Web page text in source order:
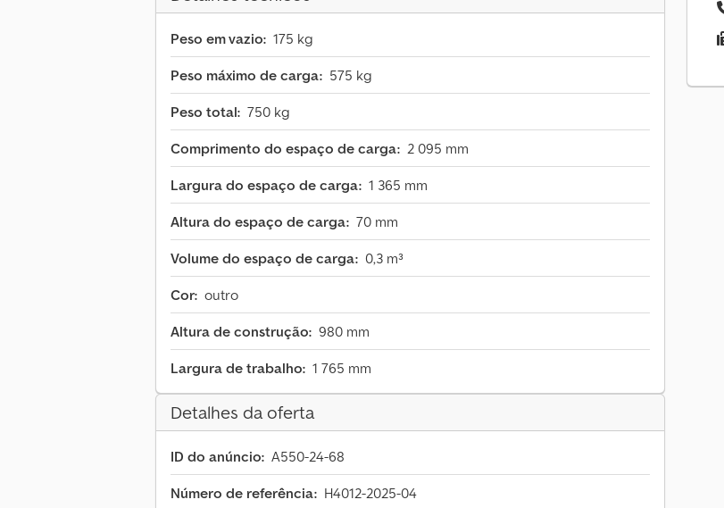
Peso em vazio: 175 kg
Peso máximo de carga: 575 kg
Peso total: 750 kg
Comprimento do espaço de carga: 2 095 mm
Largura do espaço de carga: 1 365 mm
Altura do espaço de carga: 70 mm
Volume do espaço de carga: 0,3 m³
Cor: outro
Altura de construção: 980 mm
Largura de trabalho: 1 765 mm
Detalhes da oferta
ID do anúncio: A550-24-68
Número de referência: H4012-2025-04